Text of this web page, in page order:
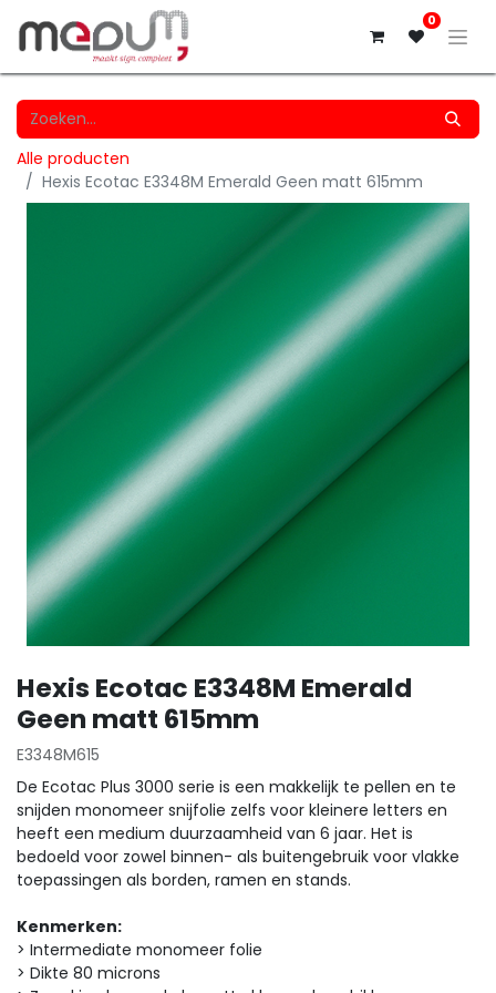
0
Alle producten
Hexis Ecotac E3348M Emerald Geen matt 615mm
Hexis Ecotac E3348M Emerald
Geen matt 615mm
E3348M615
De Ecotac Plus 3000 serie is een makkelijk te pellen en te
snijden monomeer snijfolie zelfs voor kleinere letters en
heeft een medium duurzaamheid van 6 jaar. Het is
bedoeld voor zowel binnen- als buitengebruik voor vlakke
toepassingen als borden, ramen en stands.
Kenmerken:
> Intermediate monomeer folie
> Dikte 80 microns